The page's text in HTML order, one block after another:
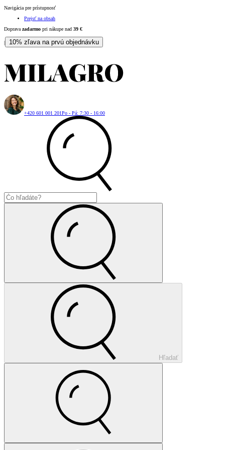
Navigácia pre prístupnosť
Prejsť na obsah
Doprava zadarmo pri nákupe nad 39 €
| 10% zľava na prvú objednávku
+420 601 001 201Po - Pá: 7:30 - 16:00
Hľadať